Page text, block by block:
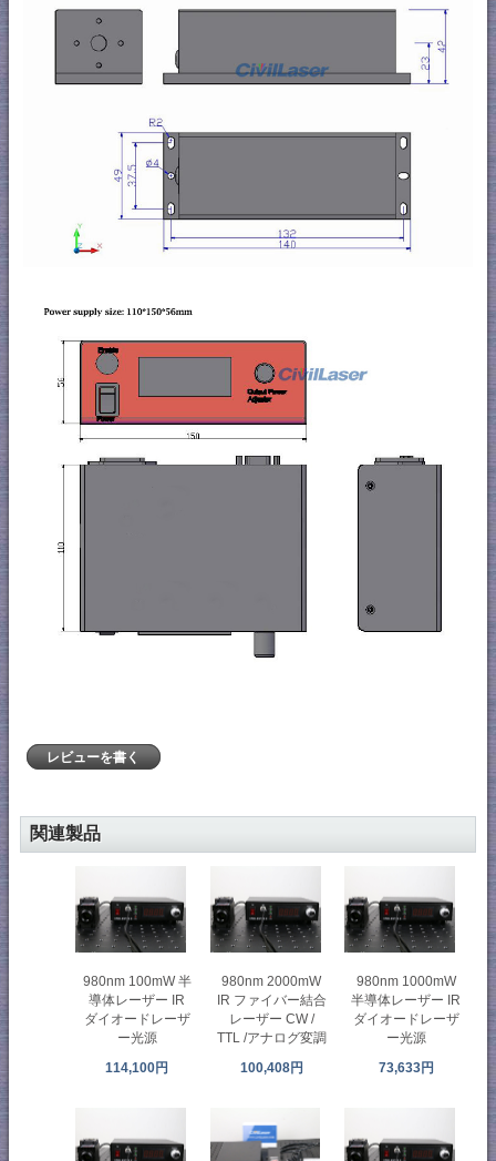
レビューを書く
関連製品
980nm 100mW 半
導体レーザー IR
ダイオードレーザ
ー光源
114,100円
980nm 2000mW
IR ファイバー結合
レーザー CW /
TTL /アナログ変調
100,408円
980nm 1000mW
半導体レーザー IR
ダイオードレーザ
ー光源
73,633円